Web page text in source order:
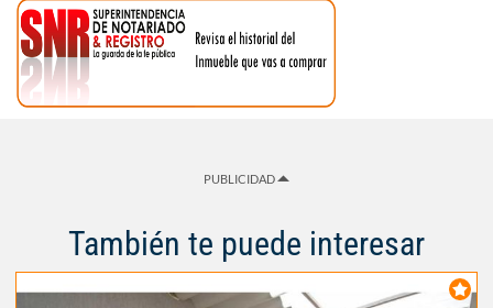
PUBLICIDAD
También te puede interesar